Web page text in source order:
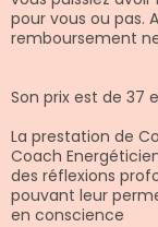
pour vous ou pas.
remboursement
Son prix est de 37
La prestation de
Coach
des réflexions
pouvant leur
en conscience